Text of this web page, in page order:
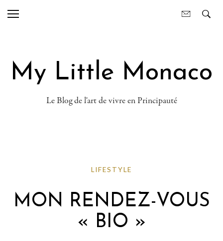
My Little Monaco
Le Blog de l'art de vivre en Principauté
LIFESTYLE
MON RENDEZ-VOUS
« BIO »